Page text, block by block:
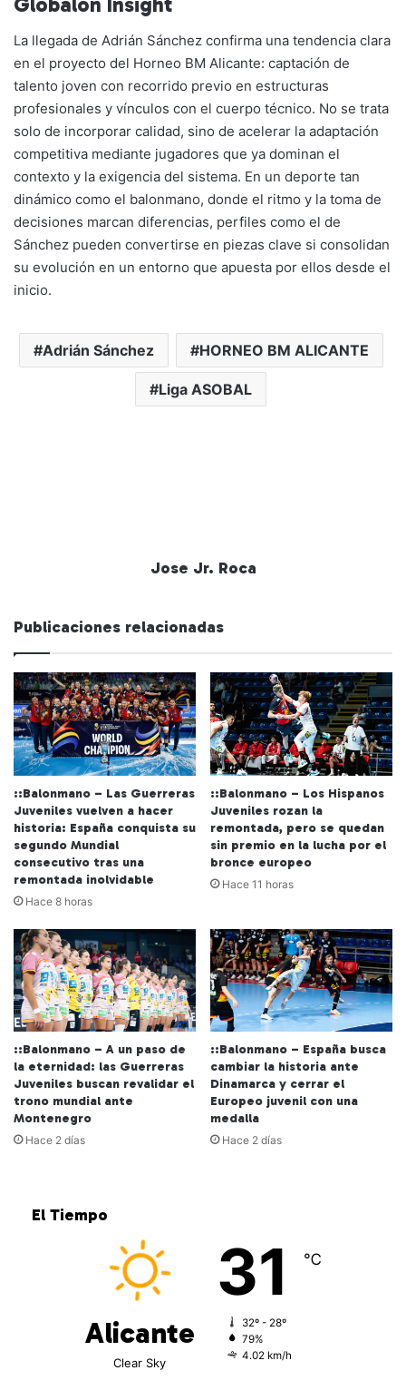
La llegada de Adrián Sánchez confirma una tendencia clara
en el proyecto del Horneo BM Alicante: captación de
talento joven con recorrido previo en estructuras
profesionales y vínculos con el cuerpo técnico. No se trata
solo de incorporar calidad, sino de acelerar la adaptación
competitiva mediante jugadores que ya dominan el
contexto y la exigencia del sistema. En un deporte tan
dinámico como el balonmano, donde el ritmo y la toma de
decisiones marcan diferencias, perfiles como el de
Sánchez pueden convertirse en piezas clave si consolidan
su evolución en un entorno que apuesta por ellos desde el
inicio.
Adrián Sánchez HORNEO BM ALICANTE
Liga ASOBAL
Jose Jr. Roca
Publicaciones relacionadas
::Balonmano – Las Guerreras
Juveniles vuelven a hacer
historia: España conquista su
segundo Mundial
consecutivo tras una
remontada inolvidable
Hace 8 horas
::Balonmano – Los Hispanos
Juveniles rozan la
remontada, pero se quedan
sin premio en la lucha por el
bronce europeo
Hace 11 horas
::Balonmano – A un paso de
la eternidad: las Guerreras
Juveniles buscan revalidar el
trono mundial ante
Montenegro
Hace 2 días
::Balonmano – España busca
cambiar la historia ante
Dinamarca y cerrar el
Europeo juvenil con una
medalla
Hace 2 días
El Tiempo
Alicante
Clear Sky
31 ℃
32º - 28º
79%
4.02 km/h